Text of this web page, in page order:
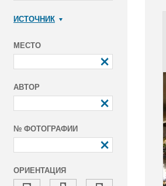
ИСТОЧНИК
МЕСТО
АВТОР
№ ФОТОГРАФИИ
ОРИЕНТАЦИЯ